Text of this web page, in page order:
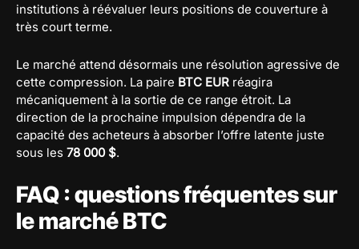
institutions à réévaluer leurs positions de couverture à
très court terme.
Le marché attend désormais une résolution agressive de
cette compression. La paire BTC EUR réagira
mécaniquement à la sortie de ce range étroit. La
direction de la prochaine impulsion dépendra de la
capacité des acheteurs à absorber l’offre latente juste
sous les 78 000 $.
FAQ : questions fréquentes sur
le marché BTC